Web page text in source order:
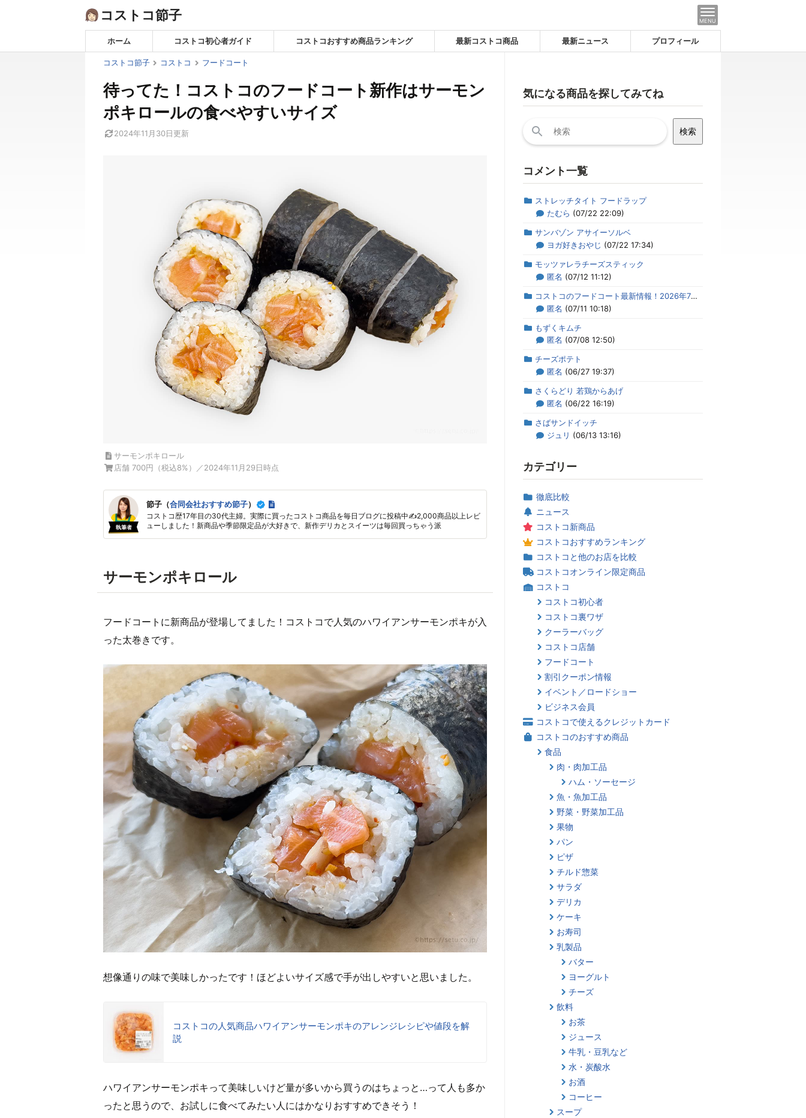
コストコ節子 MENU
ホーム コストコ初心者ガイド コストコおすすめ商品ランキング 最新コストコ商品 最新ニュース プロフィール
コストコ節子 コストコ フードコート
待ってた！コストコのフードコート新作はサーモン
ポキロールの食べやすいサイズ
2024年11月30日更新
サーモンポキロール
店舗 700円（税込8%）／2024年11月29日時点
執筆者
節子（合同会社おすすめ節子）
コストコ歴17年目の30代主婦。実際に買ったコストコ商品を毎日ブログに投稿中✍2,000商品以上レビ
ューしました！新商品や季節限定品が大好きで、新作デリカとスイーツは毎回買っちゃう派
サーモンポキロール
フードコートに新商品が登場してました！コストコで人気のハワイアンサーモンポキが入
った太巻きです。
想像通りの味で美味しかったです！ほどよいサイズ感で手が出しやすいと思いました。
コストコの人気商品ハワイアンサーモンポキのアレンジレシピや値段を解
説
ハワイアンサーモンポキって美味しいけど量が多いから買うのはちょっと…って人も多か
ったと思うので、お試しに食べてみたい人にはかなりおすすめできそう！
気になる商品を探してみてね
索:
コメント一覧
ストレッチタイト フードラップ
たむら (07/22 22:09)
サンバゾン アサイーソルベ
ヨガ好きおやじ (07/22 17:34)
モッツァレラチーズスティック
匿名 (07/12 11:12)
コストコのフードコート最新情報！2026年7月のメニューまとめ
匿名 (07/11 10:18)
もずくキムチ
匿名 (07/08 12:50)
チーズポテト
匿名 (06/27 19:37)
さくらどり 若鶏からあげ
匿名 (06/22 16:19)
さばサンドイッチ
ジュリ (06/13 13:16)
カテゴリー
徹底比較
ニュース
コストコ新商品
コストコおすすめランキング
コストコと他のお店を比較
コストコオンライン限定商品
コストコ
コストコ初心者
コストコ裏ワザ
クーラーバッグ
コストコ店舗
フードコート
割引クーポン情報
イベント／ロードショー
ビジネス会員
コストコで使えるクレジットカード
コストコのおすすめ商品
食品
肉・肉加工品
ハム・ソーセージ
魚・魚加工品
野菜・野菜加工品
果物
パン
ピザ
チルド惣菜
サラダ
デリカ
ケーキ
お寿司
乳製品
バター
ヨーグルト
チーズ
飲料
お茶
ジュース
牛乳・豆乳など
水・炭酸水
お酒
コーヒー
スープ